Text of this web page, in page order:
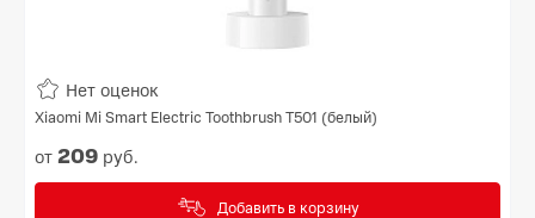
Нет оценок
Xiaomi Mi Smart Electric Toothbrush T501 (белый)
от209 руб.
Добавить в корзину